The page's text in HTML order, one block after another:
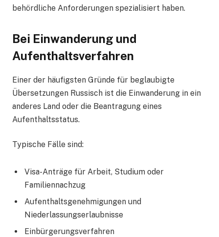
behördliche Anforderungen spezialisiert haben.
Bei Einwanderung und
Aufenthaltsverfahren
Einer der häufigsten Gründe für beglaubigte
Übersetzungen Russisch ist die Einwanderung in ein
anderes Land oder die Beantragung eines
Aufenthaltsstatus.
Typische Fälle sind:
Visa-Anträge für Arbeit, Studium oder
Familiennachzug
Aufenthaltsgenehmigungen und
Niederlassungserlaubnisse
Einbürgerungsverfahren